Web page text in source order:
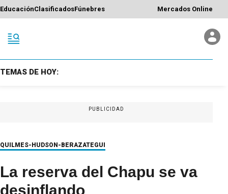
EducaciónClasificadosFúnebres Mercados Online
TEMAS DE HOY:
PUBLICIDAD
QUILMES-HUDSON-BERAZATEGUI
La reserva del Chapu se va
desinflando